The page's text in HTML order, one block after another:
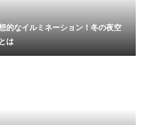
的なイルミネーション！冬の夜空
は